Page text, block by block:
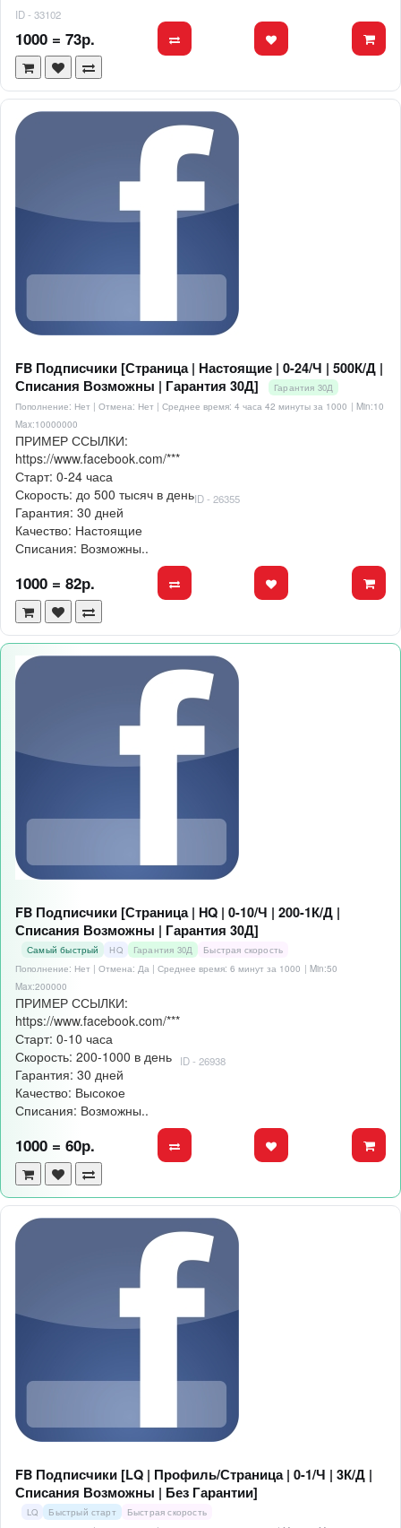
ID - 33102
1000 = 73р.
FB Подписчики [Страница | Настоящие | 0-24/Ч | 500К/Д |
Списания Возможны | Гарантия 30Д]
Гарантия 30Д
Пополнение: Нет | Отмена: Нет | Среднее время: 4 часа 42 минуты за 1000 | Min:10
Max:10000000
ПРИМЕР ССЫЛКИ:
https://www.facebook.com/***
Старт: 0-24 часа
Скорость: до 500 тысяч в день
Гарантия: 30 дней
Качество: Настоящие
Списания: Возможны..
ID - 26355
1000 = 82р.
FB Подписчики [Страница | HQ | 0-10/Ч | 200-1К/Д |
Списания Возможны | Гарантия 30Д]
Самый быстрый HQ Гарантия 30Д
Быстрая скорость
Пополнение: Нет | Отмена: Да | Среднее время: 6 минут за 1000 | Min:50
Max:200000
ПРИМЕР ССЫЛКИ:
https://www.facebook.com/***
Старт: 0-10 часа
Скорость: 200-1000 в день
Гарантия: 30 дней
Качество: Высокое
Списания: Возможны..
ID - 26938
1000 = 60р.
FB Подписчики [LQ | Профиль/Страница | 0-1/Ч | 3К/Д |
Списания Возможны | Без Гарантии]
LQ Быстрый старт
Быстрая скорость